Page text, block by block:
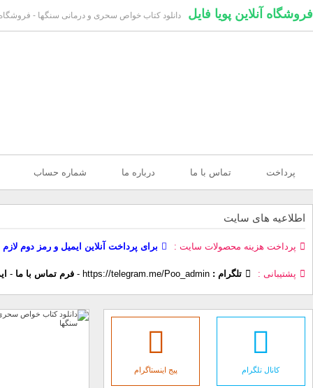
فروشگاه آنلاین پویا فایل دانلود کتاب خواص سحری و درمانی سنگها - فروشگاه
پرداخت تماس با ما درباره ما شماره حساب
اطلاعیه های سایت
پرداخت هزینه محصولات سایت برای پرداخت آنلاین ایمیل و رمز دوم
پشتیبانی تلگرام : https://telegram.me/Poo_admin
- فرم تماس با ما -
کانال تلگرام پیج اینستاگرام